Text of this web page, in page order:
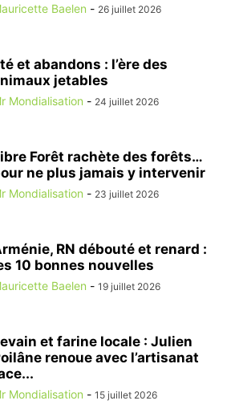
Baelen - 26 juillet 2026
et abandons : l’ère des
jetables
Mondialisation - 24 juillet 2026
Forêt rachète des forêts…
ne plus jamais y intervenir
Mondialisation - 23 juillet 2026
RN débouté et renard :
10 bonnes nouvelles
Baelen - 19 juillet 2026
et farine locale : Julien
renoue avec l’artisanat
Mondialisation - 15 juillet 2026